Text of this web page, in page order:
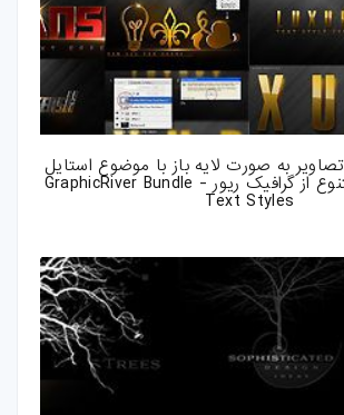
به صورت لایه باز با موضوع استایل
با افکت های متنوع از گرافیک ریور - GraphicRiver Bundle
Text Styles